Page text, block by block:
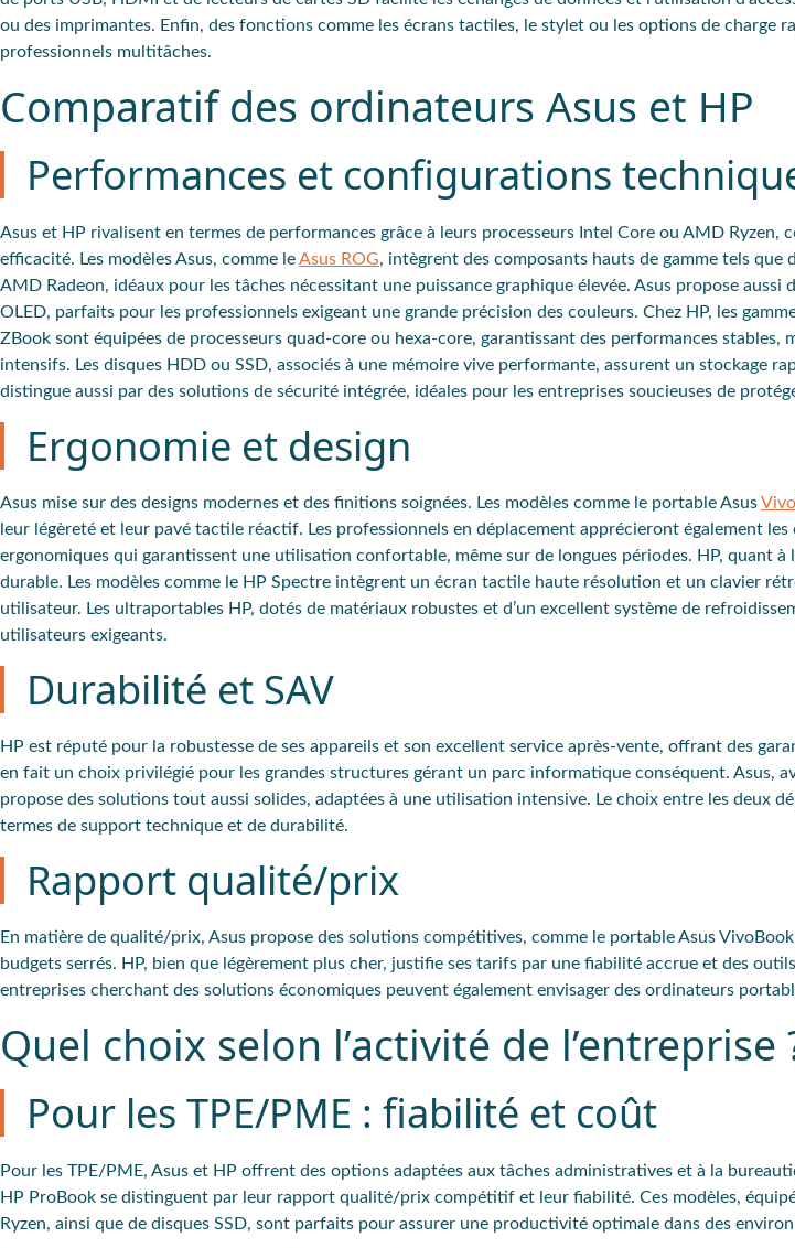
ou des imprimantes. Enfin, des fonctions comme les écrans tactiles, le stylet ou les options de charge
professionnels multitâches.
Comparatif des ordinateurs Asus et HP
Performances et configurations
Asus et HP rivalisent en termes de performances grâce à leurs processeurs Intel Core ou AMD Ryzen,
efficacité. Les modèles Asus, comme leAsus ROG, intègrent des composants hauts de gamme tels que
AMD Radeon, idéaux pour les tâches nécessitant une puissance graphique élevée. Asus propose aussi
OLED, parfaits pour les professionnels exigeant une grande précision des couleurs. Chez HP, les
ZBook sont équipées de processeurs quad-core ou hexa-core, garantissant des performances stables,
intensifs. Les disques HDD ou SSD, associés à une mémoire vive performante, assurent un stockage
distingue aussi par des solutions de sécurité intégrée, idéales pour les entreprises soucieuses de
Ergonomie et design
Asus mise sur des designs modernes et des finitions soignées. Les modèles comme le portable Asus
leur légèreté et leur pavé tactile réactif. Les professionnels en déplacement apprécieront également
ergonomiques qui garantissent une utilisation confortable, même sur de longues périodes. HP, quant à
durable. Les modèles comme le HP Spectre intègrent un écran tactile haute résolution et un clavier
utilisateur. Les ultraportables HP, dotés de matériaux robustes et d’un excellent système de
utilisateurs exigeants.
Durabilité et SAV
HP est réputé pour la robustesse de ses appareils et son excellent service après-vente, offrant des
en fait un choix privilégié pour les grandes structures gérant un parc informatique conséquent. Asus,
propose des solutions tout aussi solides, adaptées à une utilisation intensive. Le choix entre les deux
termes de support technique et de durabilité.
Rapport qualité/prix
En matière de qualité/prix, Asus propose des solutions compétitives, comme le portableAsus VivoBook
budgets serrés. HP, bien que légèrement plus cher, justifie ses tarifs par une fiabilité accrue et des
entreprises cherchant des solutions économiques peuvent également envisager des ordinateurs
Quel choix selon l’activité de l’entreprise
Pour les TPE/PME : fiabilité et coût
Pour les TPE/PME, Asus et HP offrent des options adaptées aux tâches administratives et à la
HP ProBook se distinguent par leur rapport qualité/prix compétitif et leur fiabilité. Ces modèles,
Ryzen, ainsi que de disques SSD, sont parfaits pour assurer une productivité optimale dans des